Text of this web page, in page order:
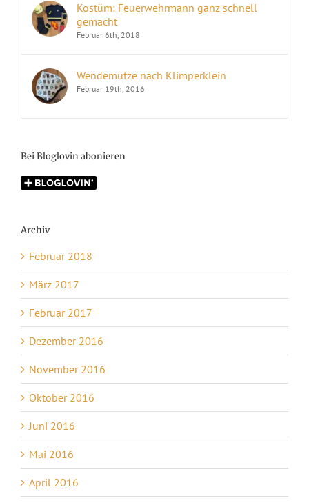
Kostüm: Feuerwehrmann ganz schnell
gemacht
Februar 6th, 2018
Wendemütze nach Klimperklein
Februar 19th, 2016
Bei Bloglovin abonieren
Archiv
Februar 2018
März 2017
Februar 2017
Dezember 2016
November 2016
Oktober 2016
Juni 2016
Mai 2016
April 2016